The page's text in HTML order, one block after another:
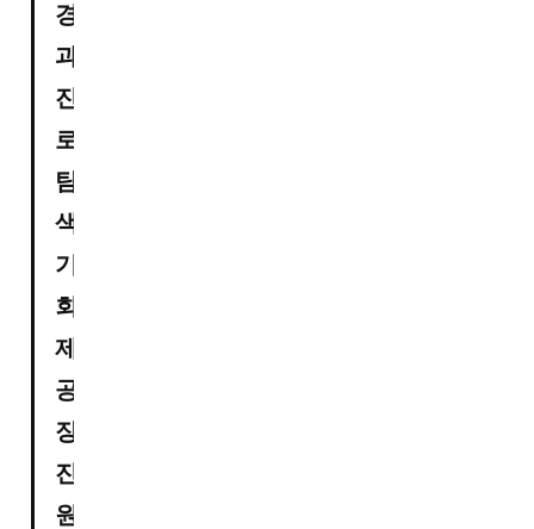
경
과
진
로
탐
색
기
회
제
공
장
진
원